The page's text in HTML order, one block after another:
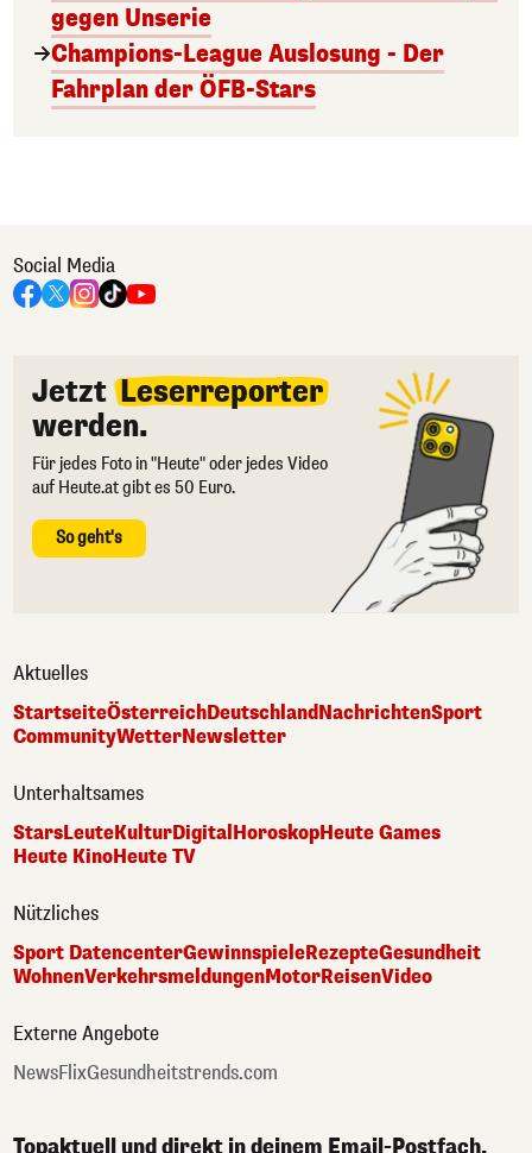
gegen Unserie
Champions-League Auslosung - Der
Fahrplan der ÖFB-Stars
Social Media
Jetzt Leserreporter
werden.
Für jedes Foto in "Heute" oder jedes Video
auf Heute.at gibt es 50 Euro.
So geht's
Aktuelles
StartseiteÖsterreichDeutschlandNachrichtenSport
CommunityWetterNewsletter
Unterhaltsames
StarsLeuteKulturDigital HoroskopHeute Games
Heute KinoHeute TV
Nützliches
Sport DatencenterGewinnspieleRezepteGesundheit
WohnenVerkehrsmeldungenMotorReisenVideo
Externe Angebote
NewsFlixGesundheitstrends.com
Topaktuell und direkt in deinem Email-Postfach.